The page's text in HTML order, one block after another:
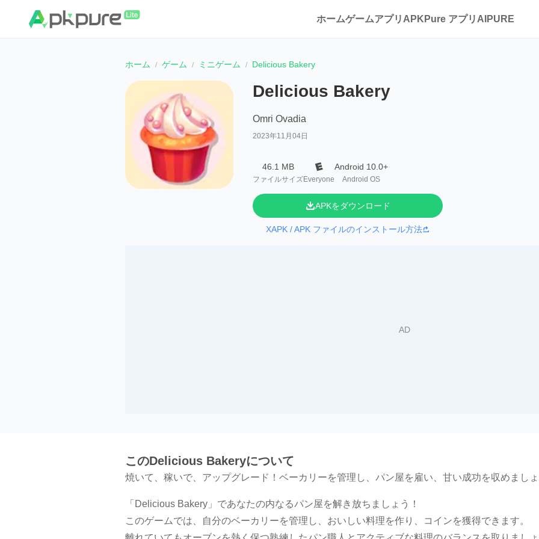
ホームゲームアプリ APKPure アプリ AIPURE
ホーム ゲーム ミニゲーム Delicious Bakery
Delicious Bakery
Omri Ovadia
2023年11月04日
46.1 MB
ファイルサイズEveryone
Android 10.0+
Android OS
APKをダウンロード
XAPK / APK ファイルのインストール方法
このDelicious Bakeryについて
焼いて、稼いで、アップグレード！ベーカリーを管理し、パン屋を雇い、甘い成功を収めましょ
「Delicious Bakery」であなたの内なるパン屋を解き放ちましょう！
このゲームでは、自分のベーカリーを管理し、おいしい料理を作り、コインを獲得できます。